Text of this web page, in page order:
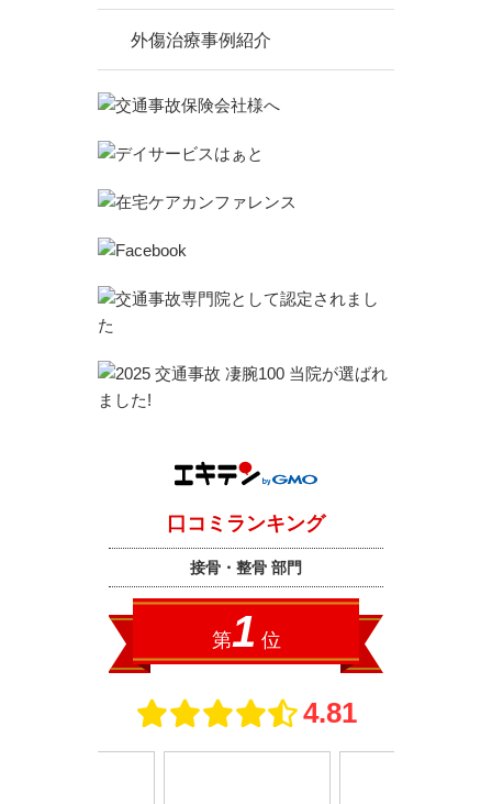
外傷治療事例紹介